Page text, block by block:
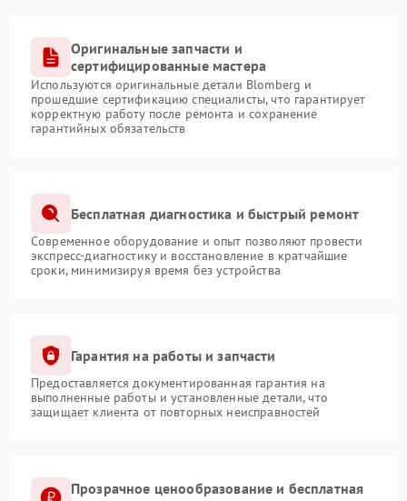
Оригинальные запчасти и
сертифицированные мастера
Используются оригинальные детали Blomberg и
прошедшие сертификацию специалисты, что гарантирует
корректную работу после ремонта и сохранение
гарантийных обязательств
Бесплатная диагностика и быстрый ремонт
Современное оборудование и опыт позволяют провести
экспресс-диагностику и восстановление в кратчайшие
сроки, минимизируя время без устройства
Гарантия на работы и запчасти
Предоставляется документированная гарантия на
выполненные работы и установленные детали, что
защищает клиента от повторных неисправностей
Прозрачное ценообразование и бесплатная